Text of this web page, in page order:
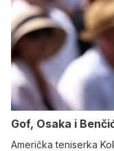
Gof, Osaka i
Američka teniserka